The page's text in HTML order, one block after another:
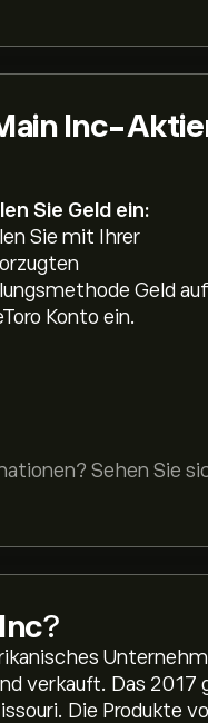
Inc-
Sie Geld ein:
Sie mit Ihrer
Geld auf
Konto ein.
Sehen Sie
?
verkauft. Das
Die Produkte